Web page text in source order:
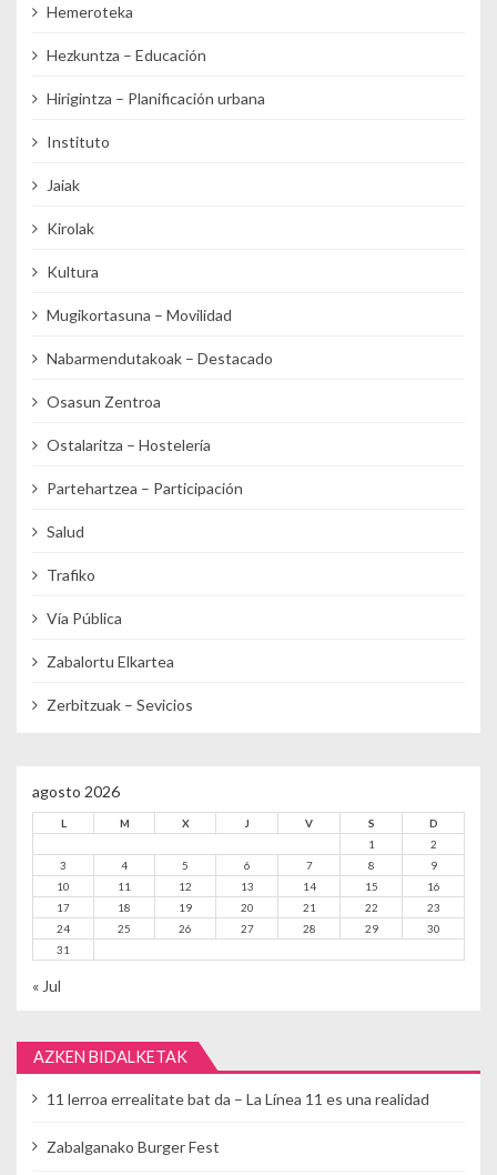
Hemeroteka
Hezkuntza – Educación
Hirigintza – Planificación urbana
Instituto
Jaiak
Kirolak
Kultura
Mugikortasuna – Movilidad
Nabarmendutakoak – Destacado
Osasun Zentroa
Ostalaritza – Hostelería
Partehartzea – Participación
Salud
Trafiko
Vía Pública
Zabalortu Elkartea
Zerbitzuak – Sevicios
agosto 2026
L M X J V S
D
1
2
3
4 5 6 7 8
9
10
11 12 13 14 15
16
17
18 19 20 21 22
23
24
25 26 27 28 29
30
31
« Jul
AZKEN BIDALKETAK
11 lerroa errealitate bat da – La Línea 11 es una realidad
Zabalganako Burger Fest